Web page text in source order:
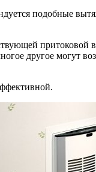
подобные
притоковой
другое могут